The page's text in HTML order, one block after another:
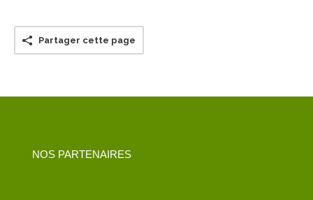
Partager cette page
NOS PARTENAIRES